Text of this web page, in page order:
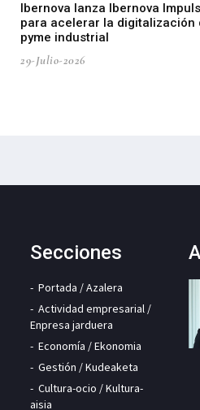
Ibernova lanza Ibernova
para acelerar la digitalización
pyme industrial
29-Julio-2026
Secciones
Portada / Azalera
Actividad empresarial /
Enpresa jarduera
Economía / Ekonomia
Gestión / Kudeaketa
Cultura-ocio / Kultura-
aisia